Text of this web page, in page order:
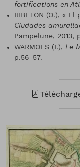
fortifications en
RIBETON (O.), «
Ciudades
Pampelune, 2013,
WARMOES (I.), Le
p.56-57.